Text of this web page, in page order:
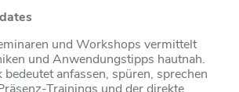
und Workshops vermittelt
und Anwendungstipps hautnah.
anfassen, spüren, sprechen